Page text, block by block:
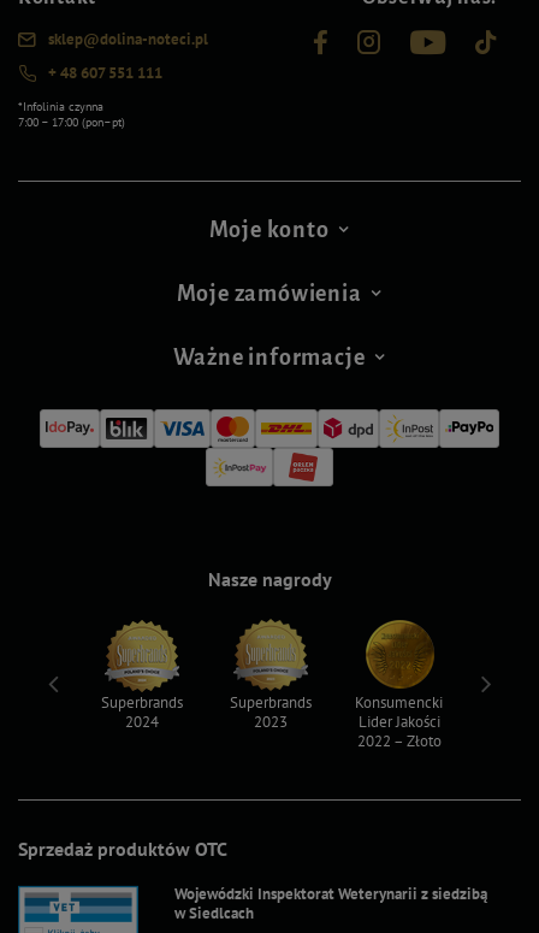
sklep@dolina-noteci.pl
+ 48 607 551 111
*Infolinia czynna
7:00 – 17:00 (pon–pt)
Moje konto
Moje zamówienia
Ważne informacje
Sprzedaż produktów OTC
Wojewódzki Inspektorat Weterynarii z siedzibą
w Siedlcach
Nasze nagrody
Superbrands
2024
Superbrands
2023
Konsumencki
Lider Jakości
2022 – Złoto